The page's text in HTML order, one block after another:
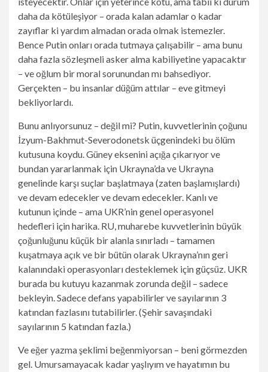
daha da kötüleşiyor – orada kalan adamlar o kadar
zayıflar ki yardım almadan orada olmak istemezler.
Bence Putin onları orada tutmaya çalışabilir – ama bunu
daha fazla sözleşmeli asker alma kabiliyetine yapacaktır
– ve oğlum bir moral sorunundan mı bahsediyor.
Gerçekten – bu insanlar düğüm attılar – eve gitmeyi
bekliyorlardı.
Bunu anlıyorsunuz – değil mi? Putin, kuvvetlerinin çoğunu
İzyum-Bakhmut-Severodonetsk üçgenindeki bu ölüm
kutusuna koydu. Güney eksenini açığa çıkarıyor ve
bundan yararlanmak için Ukrayna’da ve Ukrayna
genelinde karşı suçlar başlatmaya (zaten başlamışlardı)
ve devam edecekler ve devam edecekler. Kanlı ve
kutunun içinde – ama UKR’nin genel operasyonel
hedefleri için harika. RU, muharebe kuvvetlerinin büyük
çoğunluğunu küçük bir alanla sınırladı – tamamen
kuşatmaya açık ve bir bütün olarak Ukrayna’nın geri
kalanındaki operasyonları desteklemek için güçsüz. UKR
burada bu kutuyu kazanmak zorunda değil – sadece
bekleyin. Sadece defans yapabilirler ve sayılarının 3
katından fazlasını tutabilirler. (Şehir savaşındaki
sayılarının 5 katından fazla.)
Ve eğer yazma şeklimi beğenmiyorsan – beni görmezden
gel. Umursamayacak kadar yaşlıyım ve hayatımın bu